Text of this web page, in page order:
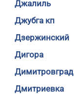
Джалиль
Джубга кп
Дзержинский
Дигора
Димитровград
Дмитриевка